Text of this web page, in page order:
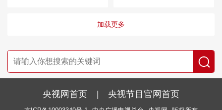
加载更多
央视网首页 | 央视节目官网首页